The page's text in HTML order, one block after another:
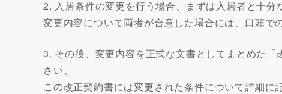
2. 入居条件の変更を行う場合、まずは入居者と十分
変更内容について両者が合意した場合には、口頭で
3. その後、変更内容を正式な文書としてまとめた
さい。
この改正契約書には変更された条件について詳細に